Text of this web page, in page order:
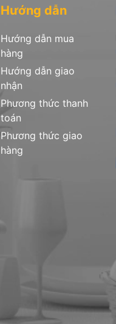
Hướng dẫn
Hướng dẫn mua
hàng
Hướng dẫn giao
nhận
Phương thức thanh
toán
Phương thức giao
hàng